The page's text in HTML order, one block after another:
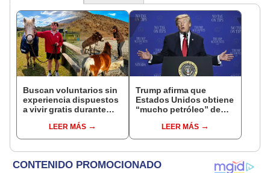
Buscan voluntarios sin
experiencia dispuestos
a vivir gratis durante
cuidar caballos, burros
y otros animales
LEER MÁS
Trump afirma que
Estados Unidos obtiene
“mucho petróleo” de
de Nicolás Maduro
LEER MÁS